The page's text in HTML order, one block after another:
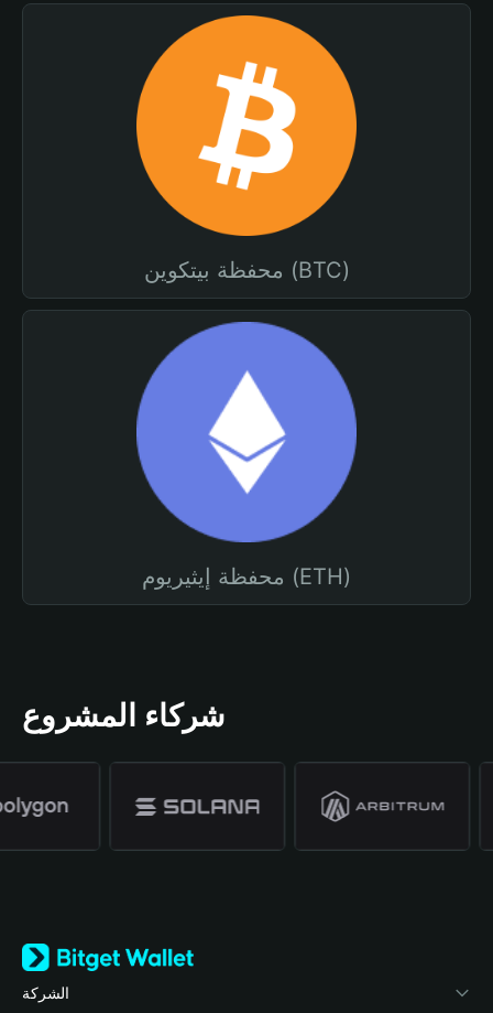
محفظة بيتكوين (BTC)
محفظة إيثيريوم (ETH)
شركاء المشروع
الشركة